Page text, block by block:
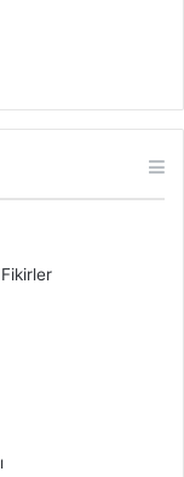
Fikirler